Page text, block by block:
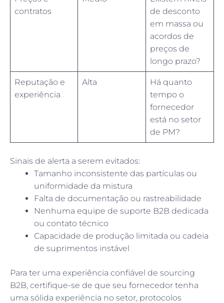
contratos
de desconto
em massa ou
acordos de
preços de
longo prazo?
Reputação e
experiência
Alta
Há quanto
tempo o
fornecedor
está no setor
de PM?
Sinais de alerta a serem evitados:
Tamanho inconsistente das partículas ou
uniformidade da mistura
Falta de documentação ou rastreabilidade
Nenhuma equipe de suporte B2B dedicada
ou contato técnico
Capacidade de produção limitada ou cadeia
de suprimentos instável
Para ter uma experiência confiável de sourcing
B2B, certifique-se de que seu fornecedor tenha
uma sólida experiência no setor, protocolos